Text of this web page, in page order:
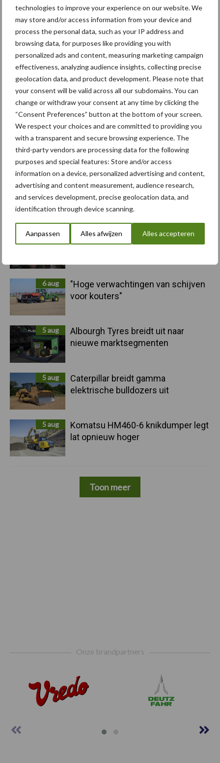
technologies to improve your experience on our website. We
may store and/or access information from your device and
process the personal data, such as your IP address and
browsing data, for purposes like providing you with
personalized ads and content, measuring marketing campaign
effectiveness, analyzing audience insights, collecting precise
geolocation data, and product development. Please note that
your consent will be valid across all our subdomains. You can
change or withdraw your consent at any time by clicking the
“Consent Preferences” button at the bottom of your screen.
We respect your choices and are committed to providing you
with a transparent and secure browsing experience. The
third-party vendors are processing data for the following
purposes and special features: Store and/or access
information on a device, personalized advertising and content,
advertising and content measurement, audience research,
and services development, precise geolocation data, and
identification through device scanning.
Aanpassen Alles afwijzen Alles accepteren
Primaire
Sidebar
Recent nieuws Partner nieuws
10 aug
Machines en werktuigen gewild
6 aug
"Hoge verwachtingen van schijven
voor kouters"
5 aug
Albourgh Tyres breidt uit naar
nieuwe marktsegmenten
5 aug
Caterpillar breidt gamma
elektrische bulldozers uit
5 aug
Komatsu HM460-6 knikdumper legt
lat opnieuw hoger
Toon meer
Themapagina's
Bemesting Gewas & ruwvoer Loonwerk
Amazone Joskin
Toon meer
Onze brandpartners